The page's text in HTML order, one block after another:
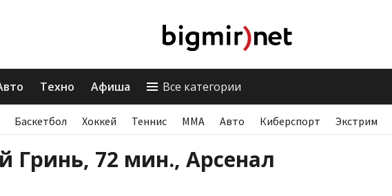
Техно Афиша Все категории
Баскетбол Хоккей Теннис ММА Авто Киберспорт Экстрим
Гринь, 72 мин., Арсенал